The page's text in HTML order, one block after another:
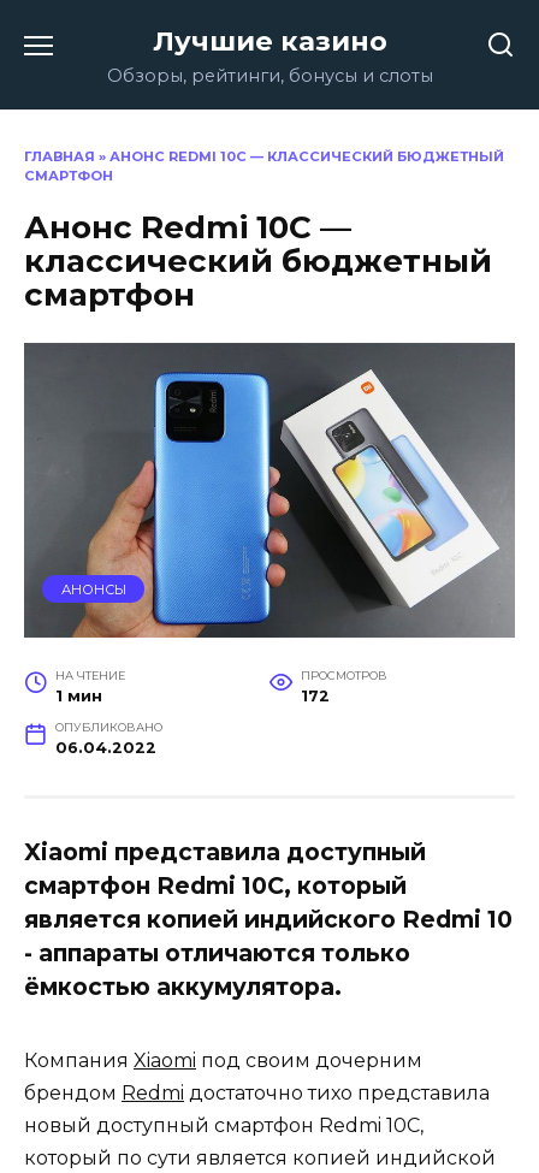
содержанию
Лучшие казино
Обзоры, рейтинги, бонусы и слоты
ГЛАВНАЯ » АНОНС REDMI 10C — КЛАССИЧЕСКИЙ БЮДЖЕТНЫЙ
СМАРТФОН
Анонс Redmi 10C —
классический бюджетный
смартфон
АНОНСЫ
НА ЧТЕНИЕ
1 мин
ПРОСМОТРОВ
172
ОПУБЛИКОВАНО
06.04.2022
Xiaomi представила доступный
смартфон Redmi 10C, который
является копией индийского Redmi 10
- аппараты отличаются только
ёмкостью аккумулятора.
Компания Xiaomi под своим дочерним
брендом Redmi достаточно тихо представила
новый доступный смартфон Redmi 10C,
который по сути является копией индийской